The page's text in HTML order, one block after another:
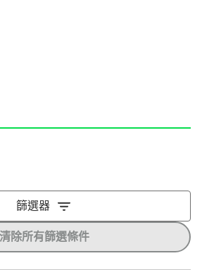
篩選器
清除所有篩選條件